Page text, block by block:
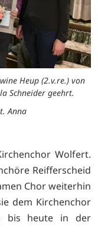
Heup (2.v.re.) von
Schneider geehrt.
Anna
Wolfert.
Reifferscheid
Chor weiterhin
dem Kirchenchor
bis heute in der